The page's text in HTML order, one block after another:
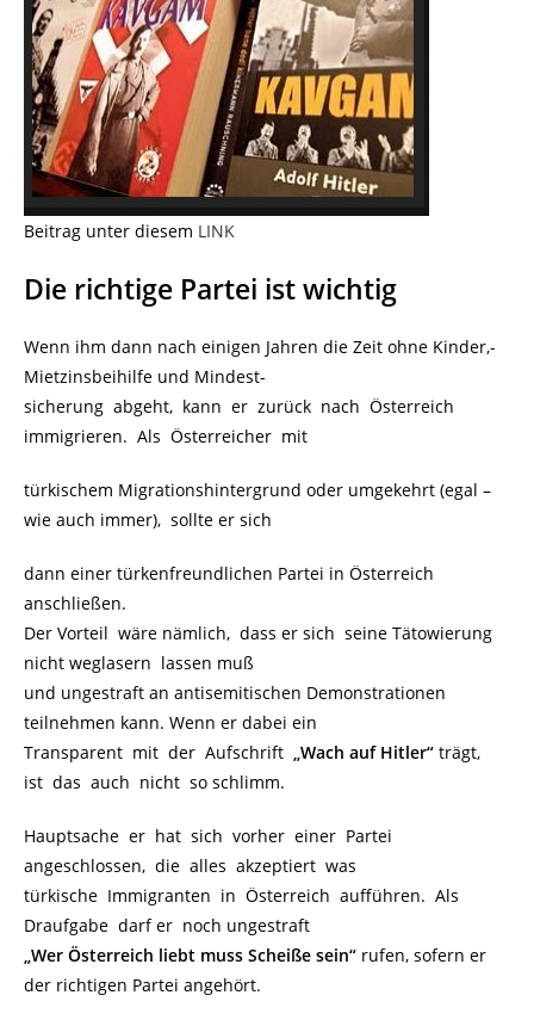
Beitrag unter diesem LINK
Die richtige Partei ist wichtig
Wenn ihm dann nach einigen Jahren die Zeit ohne Kinder,-
Mietzinsbeihilfe und Mindest-
sicherung abgeht, kann er zurück nach Österreich
immigrieren. Als Österreicher mit
türkischem Migrationshintergrund oder umgekehrt (egal –
wie auch immer), sollte er sich
dann einer türkenfreundlichen Partei in Österreich
anschließen.
Der Vorteil wäre nämlich, dass er sich seine Tätowierung
nicht weglasern lassen muß
und ungestraft an antisemitischen Demonstrationen
teilnehmen kann. Wenn er dabei ein
Transparent mit der Aufschrift „Wach auf Hitler“ trägt,
ist das auch nicht so schlimm.
Hauptsache er hat sich vorher einer Partei
angeschlossen, die alles akzeptiert was
türkische Immigranten in Österreich aufführen. Als
Draufgabe darf er noch ungestraft
„Wer Österreich liebt muss Scheiße sein“ rufen, sofern er
der richtigen Partei angehört.